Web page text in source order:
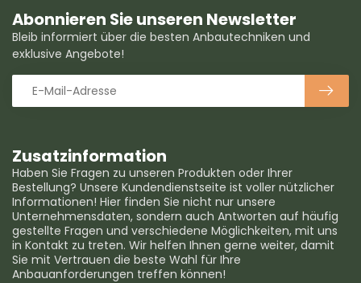
Zusatzinformation
Haben Sie Fragen zu unseren Produkten oder Ihrer
Bestellung? Unsere Kundendienstseite ist voller nützlicher
Informationen! Hier finden Sie nicht nur unsere
Unternehmensdaten, sondern auch Antworten auf häufig
gestellte Fragen und verschiedene Möglichkeiten, mit uns
in Kontakt zu treten. Wir helfen Ihnen gerne weiter, damit
Sie mit Vertrauen die beste Wahl für Ihre
Anbauanforderungen treffen können!
Abonnieren Sie unseren Newsletter
Bleib informiert über die besten Anbautechniken und
exklusive Angebote!